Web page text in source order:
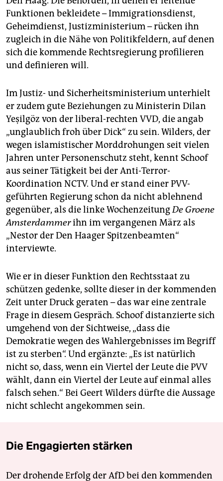
Funktionen bekleidete – Immigrationsdienst,
Geheimdienst, Justizministerium – rücken ihn
zugleich in die Nähe von Politikfeldern, auf denen
sich die kommende Rechtsregierung profilieren
und definieren will.
Im Justiz- und Sicherheitsministerium unterhielt
er zudem gute Beziehungen zu Ministerin Dilan
Yeşilgöz von der liberal-rechten VVD, die angab
„unglaublich froh über Dick“ zu sein. Wilders, der
wegen islamistischer Morddrohungen seit vielen
Jahren unter Personenschutz steht, kennt Schoof
aus seiner Tätigkeit bei der Anti-Terror-
Koordination NCTV. Und er stand einer PVV-
geführten Regierung schon da nicht ablehnend
gegenüber, als die linke WochenzeitungDe Groene
Amsterdammerihn im vergangenen März als
„Nestor der Den Haager Spitzenbeamten“
interviewte.
Wie er in dieser Funktion den Rechtsstaat zu
schützen gedenke, sollte dieser in der kommenden
Zeit unter Druck geraten – das war eine zentrale
Frage in diesem Gespräch. Schoof distanzierte sich
umgehend von der Sichtweise, „dass die
Demokratie wegen des Wahlergebnisses im Begriff
ist zu sterben“. Und ergänzte: „Es ist natürlich
nicht so, dass, wenn ein Viertel der Leute die PVV
wählt, dann ein Viertel der Leute auf einmal alles
falsch sehen.“ Bei Geert Wilders dürfte die Aussage
nicht schlecht angekommen sein.
Die Engagierten stärken
Der drohende Erfolg der AfD bei den kommenden